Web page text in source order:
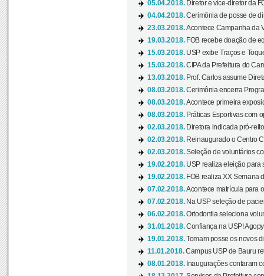
05.04.2018. Diretor e vice-diretor da
04.04.2018.Cerimônia de posse de
23.03.2018.Acontece Campanha da
19.03.2018. FOB recebe doação de
15.03.2018. USP exibe Traços e
15.03.2018.CIPA da Prefeitura do
13.03.2018. Prof. Carlos assume
08.03.2018.Cerimônia encerra
08.03.2018.Acontece primeira
08.03.2018. Práticas Esportivas com
02.03.2018. Diretora indicada pró-
02.03.2018. Reinaugurado o Centro
02.03.2018.Seleção de voluntários
19.02.2018. USP realiza eleição para
19.02.2018. FOB realiza XX Semana
07.02.2018.Acontece matrícula para
07.02.2018. Na USP seleção de
06.02.2018.Ortodontia seleciona
31.01.2018.Confiança na USP!
19.01.2018.Tomam posse os novos
11.01.2018.Campus USP de Bauru
08.01.2018. Inaugurações contaram